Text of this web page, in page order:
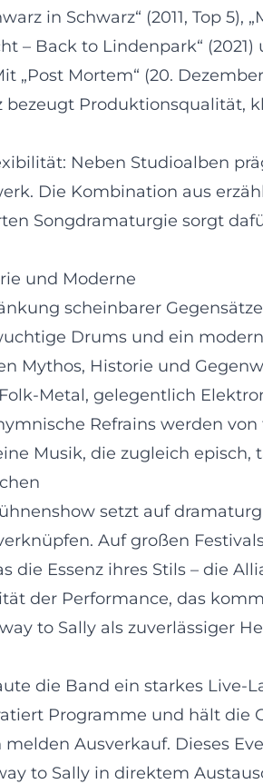
in Schwarz“ (2011, Top
– Back to Lindenpark“
„Post Mortem“ (20.
bezeugt Produktionsqualität,
Neben Studioalben
Die Kombination aus
Songdramaturgie sorgt
und Moderne
scheinbarer
Drums und ein
Mythos, Historie und
Metal, gelegentlich
Refrains werden
Musik, die zugleich episch,
setzt auf
Auf großen
Essenz ihres Stils – die
der Performance, das
to Sally als zuverlässiger
die Band ein starkes Live-
Programme und hält
Ausverkauf. Dieses
to Sally in direktem